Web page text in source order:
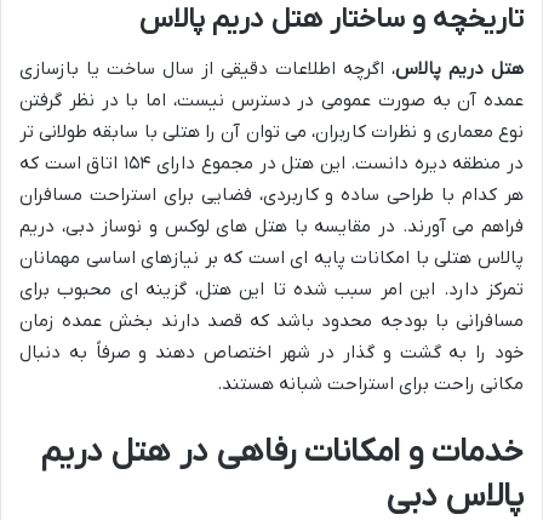
تاریخچه و ساختار هتل دریم پالاس
هتل دریم پالاس، اگرچه اطلاعات دقیقی از سال ساخت یا بازسازی
عمده آن به صورت عمومی در دسترس نیست، اما با در نظر گرفتن
نوع معماری و نظرات کاربران، می توان آن را هتلی با سابقه طولانی تر
در منطقه دیره دانست. این هتل در مجموع دارای ۱۵۴ اتاق است که
هر کدام با طراحی ساده و کاربردی، فضایی برای استراحت مسافران
فراهم می آورند. در مقایسه با هتل های لوکس و نوساز دبی، دریم
پالاس هتلی با امکانات پایه ای است که بر نیازهای اساسی مهمانان
تمرکز دارد. این امر سبب شده تا این هتل، گزینه ای محبوب برای
مسافرانی با بودجه محدود باشد که قصد دارند بخش عمده زمان
خود را به گشت و گذار در شهر اختصاص دهند و صرفاً به دنبال
مکانی راحت برای استراحت شبانه هستند.
خدمات و امکانات رفاهی در هتل دریم
پالاس دبی